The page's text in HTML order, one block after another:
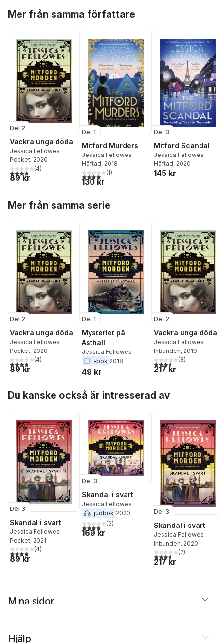
Mer från samma författare
Del 2
Vackra unga döda
Jessica Fellowes
Pocket, 2020
3,8utav 5 stjärnor. Totalt antal röster:
(4)
89 kr
Del 1
Mitford Murders
Jessica Fellowes
Häftad, 2018
4,0utav 5 stjärnor. Totalt antal röster:
(1)
130 kr
Del 3
Mitford Scandal
Jessica Fellowes
Häftad, 2020
145 kr
Mer från samma serie
Del 2
Vackra unga döda
Jessica Fellowes
Pocket, 2020
3,8utav 5 stjärnor. Totalt antal röster:
(4)
89 kr
Del 1
Mysteriet på
Asthall
Jessica Fellowes
E-bok 2018
49 kr
Del 2
Vackra unga döda
Jessica Fellowes
Inbunden, 2019
3,6utav 5 stjärnor.
(8)
217 kr
Du kanske också är intresserad av
Del 3
Skandal i svart
Jessica Fellowes
Pocket, 2021
3,8utav 5 stjärnor. Totalt antal röster:
(4)
89 kr
Del 3
Skandal i svart
Jessica Fellowes
Ljudbok 2020
3,8utav 5 stjärnor. Totalt antal röster:
(6)
169 kr
Del 3
Skandal i svart
Jessica Fellowes
Inbunden, 2020
3,5utav 5 stjärnor.
(2)
217 kr
Mina sidor
Hjälp